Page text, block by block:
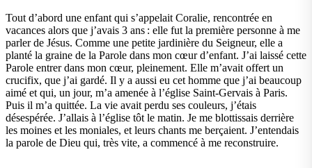
Tout d’abord une enfant qui s’appelait Coralie, rencontrée en
vacances alors que j’avais 3 ans : elle fut la première personne à me
parler de Jésus. Comme une petite jardinière du Seigneur, elle a
planté la graine de la Parole dans mon cœur d’enfant. J’ai laissé cette
Parole entrer dans mon cœur, pleinement. Elle m’avait offert un
crucifix, que j’ai gardé. Il y a aussi eu cet homme que j’ai beaucoup
aimé et qui, un jour, m’a amenée à l’église Saint-Gervais à Paris.
Puis il m’a quittée. La vie avait perdu ses couleurs, j’étais
désespérée. J’allais à l’église tôt le matin. Je me blottissais derrière
les moines et les moniales, et leurs chants me berçaient. J’entendais
la parole de Dieu qui, très vite, a commencé à me reconstruire.